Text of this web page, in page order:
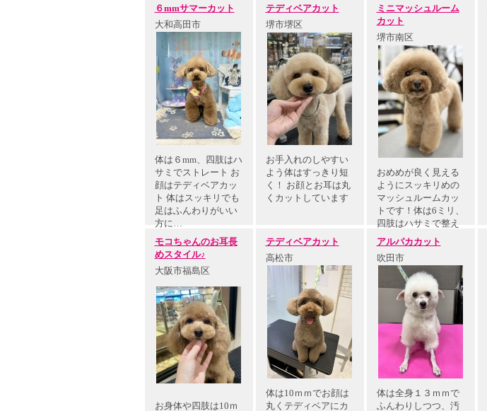
６mmサマーカット
大和高田市
体は６mm、四肢はハ
サミでストレート お
顔はテディベアカッ
ト 体はスッキリでも
足はふんわりがいい
方に…
テディベアカット
堺市堺区
お手入れのしやすい
よう体はすっきり短
く！ お顔とお耳は丸
くカットしています
ミニマッシュルーム
カット
堺市南区
おめめが良く見える
ようにスッキリめの
マッシュルームカッ
トです！体は6ミリ、
四肢はハサミで整え
ました★
モコちゃんのお耳長
めスタイル♪
大阪市福島区
お身体や四肢は10ｍ
テディベアカット
高松市
体は10ｍｍでお顔は
丸くテディベアにカ
アルパカカット
吹田市
体は全身１３ｍｍで
ふんわりしつつ、汚